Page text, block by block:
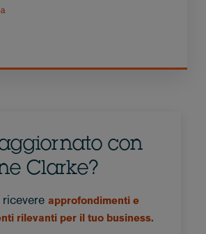
con
Clarke?
approfondimenti e
rilevanti per il tuo business.